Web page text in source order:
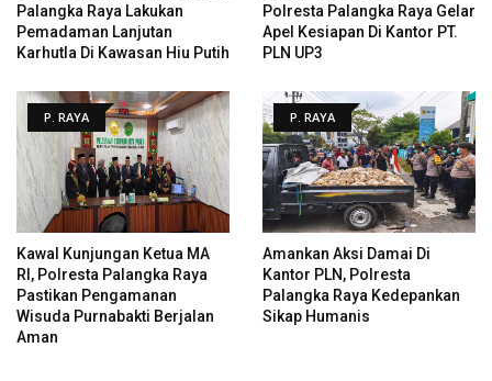
Palangka Raya Lakukan
Pemadaman Lanjutan
Karhutla Di Kawasan Hiu Putih
Polresta Palangka Raya Gelar
Apel Kesiapan Di Kantor PT.
PLN UP3
P. RAYA
Kawal Kunjungan Ketua MA
RI, Polresta Palangka Raya
Pastikan Pengamanan
Wisuda Purnabakti Berjalan
Aman
P. RAYA
Amankan Aksi Damai Di
Kantor PLN, Polresta
Palangka Raya Kedepankan
Sikap Humanis